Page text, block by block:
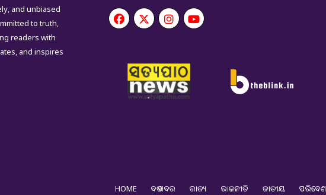
and unbiased
to truth,
readers with
and inspires
HOME ବଡ ଖବର ରାଜ୍ୟ ରାଜନୀତି ଜାତୀୟ ପରିବେଶ